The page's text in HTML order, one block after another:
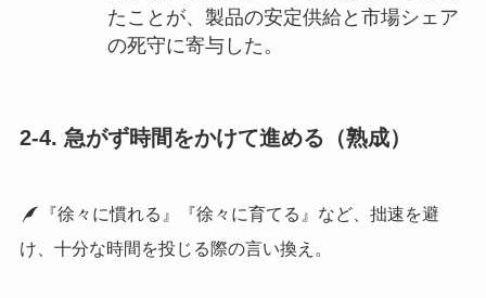
たことが、製品の安定供給と市場シェア
の死守に寄与した。
2-4. 急がず時間をかけて進める（熟成）
『徐々に慣れる』『徐々に育てる』など、拙速を避
け、十分な時間を投じる際の言い換え。